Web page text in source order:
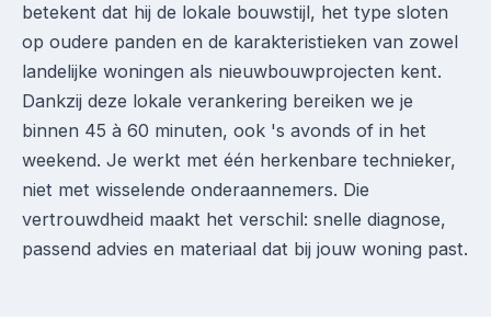
betekent dat hij de lokale bouwstijl, het type sloten
op oudere panden en de karakteristieken van zowel
landelijke woningen als nieuwbouwprojecten kent.
Dankzij deze lokale verankering bereiken we je
binnen 45 à 60 minuten, ook 's avonds of in het
weekend. Je werkt met één herkenbare technieker,
niet met wisselende onderaannemers. Die
vertrouwdheid maakt het verschil: snelle diagnose,
passend advies en materiaal dat bij jouw woning past.